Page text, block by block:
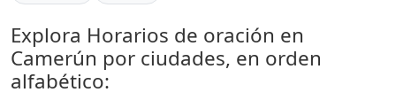
Explora Horarios de oración en
Camerún por ciudades, en orden
alfabético: